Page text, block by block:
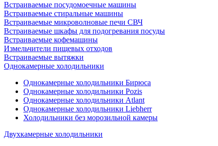
Встраиваемые посудомоечные машины
Встраиваемые стиральные машины
Встраиваемые микроволновые печи СВЧ
Встраиваемые шкафы для подогревания посуды
Встраиваемые кофемашины
Измельчители пищевых отходов
Встраиваемые вытяжки
Однокамерные холодильники
Однокамерные холодильники Бирюса
Однокамерные холодильники Pozis
Однокамерные холодильники Atlant
Однокамерные холодильники Liebherr
Холодильники без морозильной камеры
Двухкамерные холодильники